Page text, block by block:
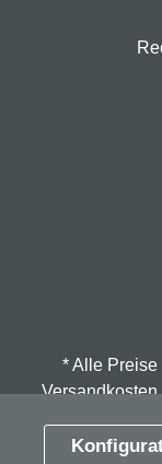
* Alle Preise
Versandkosten